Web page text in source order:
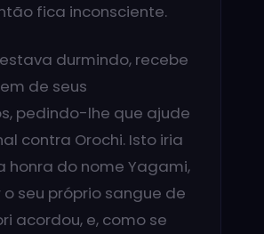
fica inconsciente.
durmindo, recebe
de seus
pedindo-lhe que ajude
contra Orochi. Isto iria
honra do nome Yagami,
seu próprio sangue de
acordou, e, como se